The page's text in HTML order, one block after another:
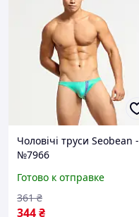
Чоловічі труси Seobean -
№7966
Готово к отправке
344₴
361 ₴